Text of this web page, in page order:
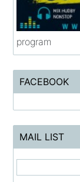
program
FACEBOOK
MAIL LIST